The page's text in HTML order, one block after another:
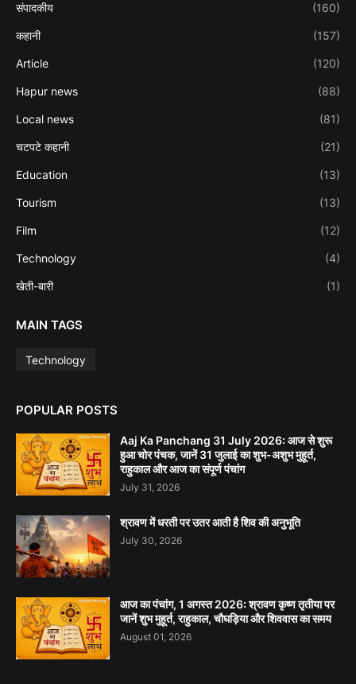
संपादकीय (160)
कहानी (157)
Article (120)
Hapur news (88)
Local news (81)
चटपटे कहानी (21)
Education (13)
Tourism (13)
Film (12)
Technology (4)
खेती-बारी (1)
MAIN TAGS
Technology
POPULAR POSTS
Aaj Ka Panchang 31 July 2026: आज से शुरू
हुआ चोर पंचक, जानें 31 जुलाई का शुभ-अशुभ मुहूर्त,
राहुकाल और आज का संपूर्ण पंचांग
July 31, 2026
श्रावण में धरती पर उतर आती है शिव की अनुभूति
July 30, 2026
आज का पंचांग, 1 अगस्त 2026: श्रावण कृष्ण तृतीया पर
जानें शुभ मुहूर्त, राहुकाल, चौघड़िया और शिववास का समय
August 01, 2026